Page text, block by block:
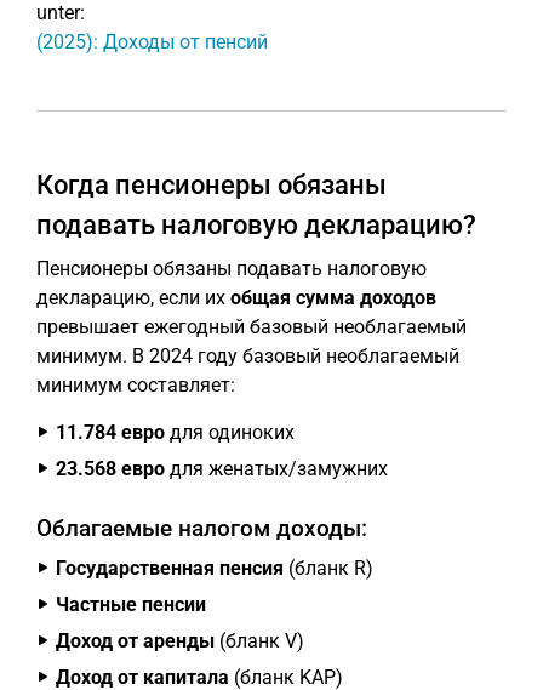
unter:
(2025): Доходы от пенсий
Когда пенсионеры обязаны
подавать налоговую декларацию?
Пенсионеры обязаны подавать налоговую
декларацию, если их общая сумма доходов
превышает ежегодный базовый необлагаемый
минимум. В 2024 году базовый необлагаемый
минимум составляет:
11.784 евро для одиноких
23.568 евро для женатых/замужних
Облагаемые налогом доходы:
Государственная пенсия (бланк R)
Частные пенсии
Доход от аренды (бланк V)
Доход от капитала (бланк KAP)